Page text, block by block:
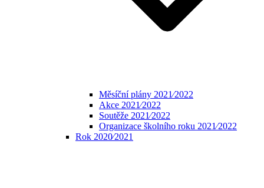
Měsíční plány 2021⁄2022
Akce 2021⁄2022
Soutěže 2021⁄2022
Organizace školního roku 2021⁄2022
Rok 2020⁄2021